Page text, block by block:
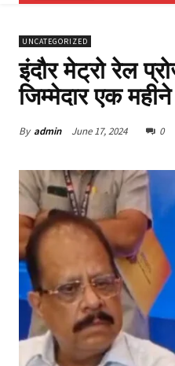
UNCATEGORIZED
इंदौर मेट्रो रेल
जिम्मेदार एक महीने
By admin June 17, 2024 0